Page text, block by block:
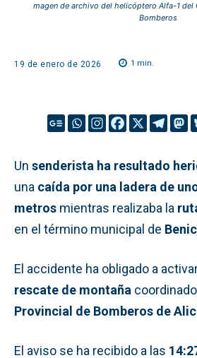
magen de archivo del helicóptero Alfa-1 del
Bomberos
19 de enero de 2026 1 min.
Un senderista ha resultado
una caída por una ladera de
metros mientras realizaba la
en el término municipal de
El accidente ha obligado a
rescate de montaña
Provincial de Bomberos de
El aviso se ha recibido a las